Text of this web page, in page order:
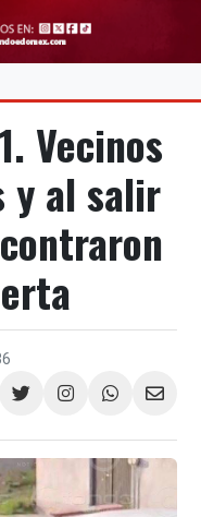
Vecinos
y al salir